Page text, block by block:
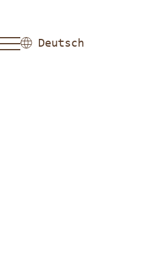
Deutsch